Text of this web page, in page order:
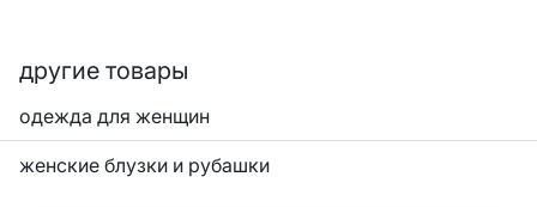
другие товары
одежда для женщин
женские блузки и рубашки